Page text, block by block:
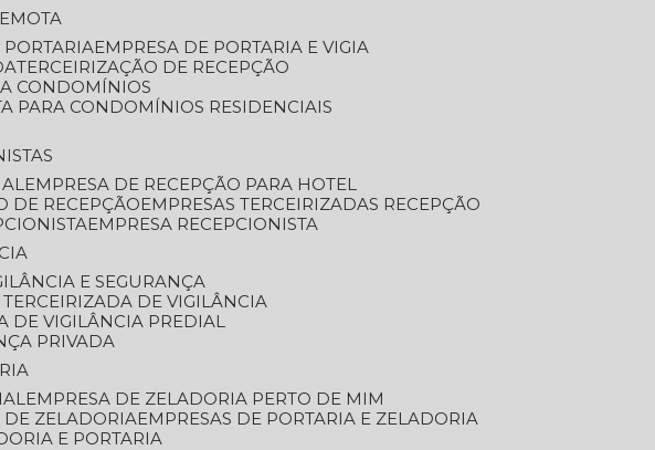
PORTARIA
EMPRESA DE PORTARIA E VIGIA
TERCEIRIZAÇÃO DE RECEPÇÃO
CONDOMÍNIOS
PARA CONDOMÍNIOS RESIDENCIAIS
EMPRESA DE RECEPÇÃO PARA HOTEL
DE RECEPÇÃO
EMPRESAS TERCEIRIZADAS RECEPÇÃO
EMPRESA RECEPCIONISTA
E SEGURANÇA
TERCEIRIZADA DE VIGILÂNCIA
DE VIGILÂNCIA PREDIAL
PRIVADA
EMPRESA DE ZELADORIA PERTO DE MIM
DE ZELADORIA
EMPRESAS DE PORTARIA E ZELADORIA
E PORTARIA